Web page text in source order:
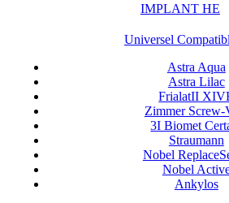
IMPLANT HE
Universel
Astra Aqua
Astra Lilac
FrialatII
Zimmer Screw-
3I Biomet
Straumann
Nobel
Nobel
Ankylos